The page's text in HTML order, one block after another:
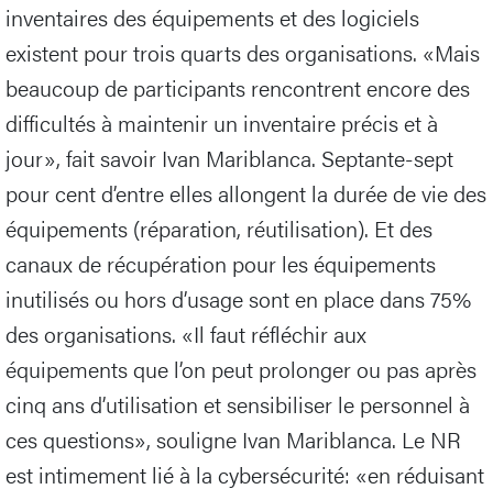
inventaires des équipements et des logiciels
existent pour trois quarts des organisations. «Mais
beaucoup de participants rencontrent encore des
difficultés à maintenir un inventaire précis et à
jour», fait savoir Ivan Mariblanca. Septante-sept
pour cent d’entre elles allongent la durée de vie des
équipements (réparation, réutilisation). Et des
canaux de récupération pour les équipements
inutilisés ou hors d’usage sont en place dans 75%
des organisations. «Il faut réfléchir aux
équipements que l’on peut prolonger ou pas après
cinq ans d’utilisation et sensibiliser le personnel à
ces questions», souligne Ivan Mariblanca. Le NR
est intimement lié à la cybersécurité: «en réduisant